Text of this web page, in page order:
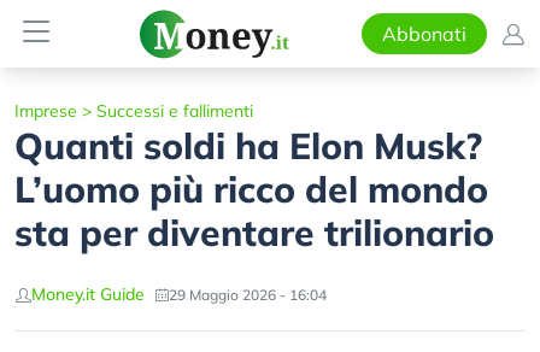
Abbonati
Imprese > Successi e fallimenti
Quanti soldi ha Elon Musk?
L’uomo più ricco del mondo
sta per diventare trilionario
Money.it Guide 29 Maggio 2026 - 16:04